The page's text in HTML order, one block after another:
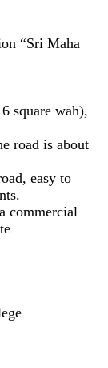
“Sri Maha
square wah),
road is about
easy to
commercial